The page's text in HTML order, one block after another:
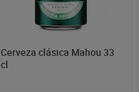
Cerveza clásica Mahou 33
cl